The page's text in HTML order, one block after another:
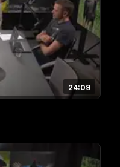
24:09